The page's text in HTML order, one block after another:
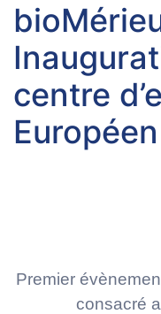
centre
Européen
Premier
consacré